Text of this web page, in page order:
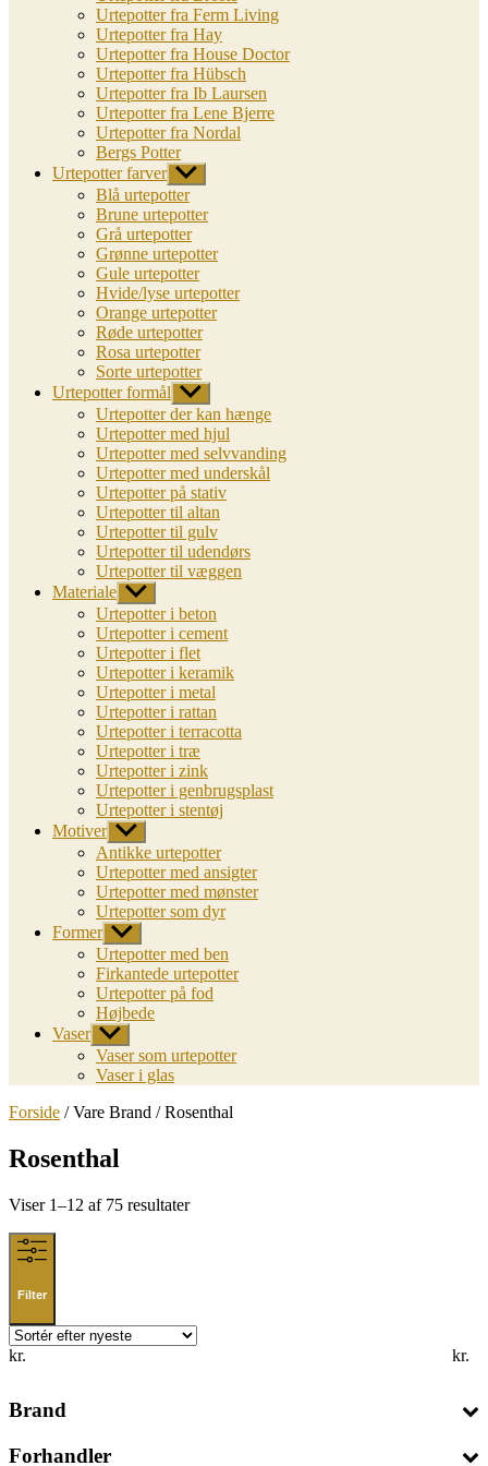
Urtepotter fra Ferm Living
Urtepotter fra Hay
Urtepotter fra House Doctor
Urtepotter fra Hübsch
Urtepotter fra Ib Laursen
Urtepotter fra Lene Bjerre
Urtepotter fra Nordal
Bergs Potter
Urtepotter farver Vis
undermenu
Blå urtepotter
Brune urtepotter
Grå urtepotter
Grønne urtepotter
Gule urtepotter
Hvide/lyse urtepotter
Orange urtepotter
Røde urtepotter
Rosa urtepotter
Sorte urtepotter
Urtepotter formål Vis
undermenu
Urtepotter der kan hænge
Urtepotter med hjul
Urtepotter med selvvanding
Urtepotter med underskål
Urtepotter på stativ
Urtepotter til altan
Urtepotter til gulv
Urtepotter til udendørs
Urtepotter til væggen
Materiale Vis
undermenu
Urtepotter i beton
Urtepotter i cement
Urtepotter i flet
Urtepotter i keramik
Urtepotter i metal
Urtepotter i rattan
Urtepotter i terracotta
Urtepotter i træ
Urtepotter i zink
Urtepotter i genbrugsplast
Urtepotter i stentøj
Motiver Vis
undermenu
Antikke urtepotter
Urtepotter med ansigter
Urtepotter med mønster
Urtepotter som dyr
Former Vis
undermenu
Urtepotter med ben
Firkantede urtepotter
Urtepotter på fod
Højbede
Vaser Vis
undermenu
Vaser som urtepotter
Vaser i glas
Forside / Vare Brand / Rosenthal
Rosenthal
Viser 1–12 af 75 resultaterSorted
Filter
kr. kr.
Brand
Forhandler